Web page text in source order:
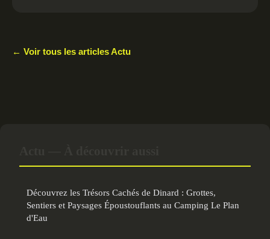
← Voir tous les articles Actu
Découvrez les Trésors Cachés de Dinard : Grottes,
Sentiers et Paysages Époustouflants au Camping Le Plan
d'Eau